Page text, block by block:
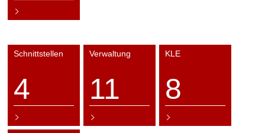
Schnittstellen
4
Verwaltung
11
KLE
8